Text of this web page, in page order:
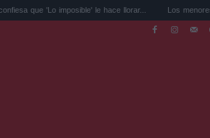
imposible' le hace llorar... Los menores migrantes